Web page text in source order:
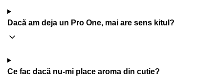
Dacă am deja un Pro One, mai are sens kitul?
Ce fac dacă nu-mi place aroma din cutie?